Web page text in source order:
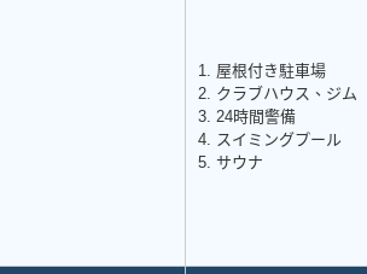
1. 屋根付き駐車場
2. クラブハウス、ジム
3. 24時間警備
4. スイミングプール
5. サウナ